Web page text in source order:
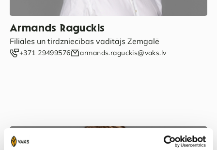
Armands Raguckis
Filiāles un tirdzniecības vadītājs Zemgalē
‭+371 29499576‬ armands.raguckis@vaks.lv